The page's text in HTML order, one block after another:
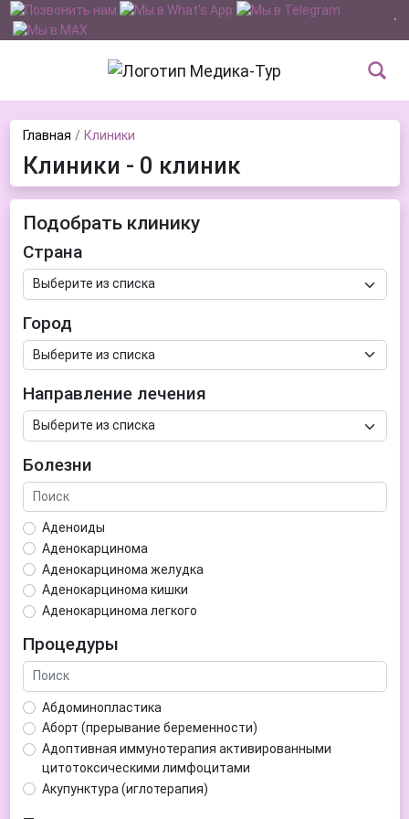
Главная Клиники
Клиники - 0 клиник
Подобрать клинику
Страна
Город
Направление лечения
Болезни
Аденоиды
Аденокарцинома
Аденокарцинома желудка
Аденокарцинома кишки
Аденокарцинома легкого
Аденома гипофиза
Аденома простаты
Аденома щитовидной железы
Аденомиоз
Адентия
Азооспермия
Акне (угри)
Алкоголизм
Процедуры
Абдоминопластика
Аборт (прерывание беременности)
Адоптивная иммунотерапия активированными
цитотоксическими лимфоцитами
Акупунктура (иглотерапия)